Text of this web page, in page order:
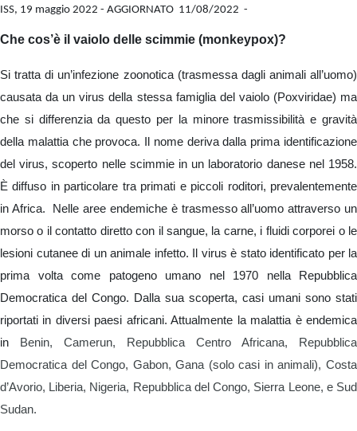
ISS, 19 maggio 2022 - AGGIORNATO 11/08/2022 -
Che cos’è il vaiolo delle scimmie (monkeypox)?
Si tratta di un’infezione zoonotica (trasmessa dagli animali all’uomo)
causata da un virus della stessa famiglia del vaiolo (Poxviridae) ma
che si differenzia da questo per la minore trasmissibilità e gravità
della malattia che provoca. Il nome deriva dalla prima identificazione
del virus, scoperto nelle scimmie in un laboratorio danese nel 1958.
È diffuso in particolare tra primati e piccoli roditori, prevalentemente
in Africa. Nelle aree endemiche è trasmesso all’uomo attraverso un
morso o il contatto diretto con il sangue, la carne, i fluidi corporei o le
lesioni cutanee di un animale infetto. Il virus è stato identificato per la
prima volta come patogeno umano nel 1970 nella Repubblica
Democratica del Congo. Dalla sua scoperta, casi umani sono stati
riportati in diversi paesi africani. Attualmente la malattia è endemica
in
Benin, Camerun, Repubblica Centro Africana, Repubblica
Democratica del Congo, Gabon, Gana (solo casi in animali), Costa
d’Avorio, Liberia, Nigeria, Repubblica del Congo, Sierra Leone, e Sud
Sudan.